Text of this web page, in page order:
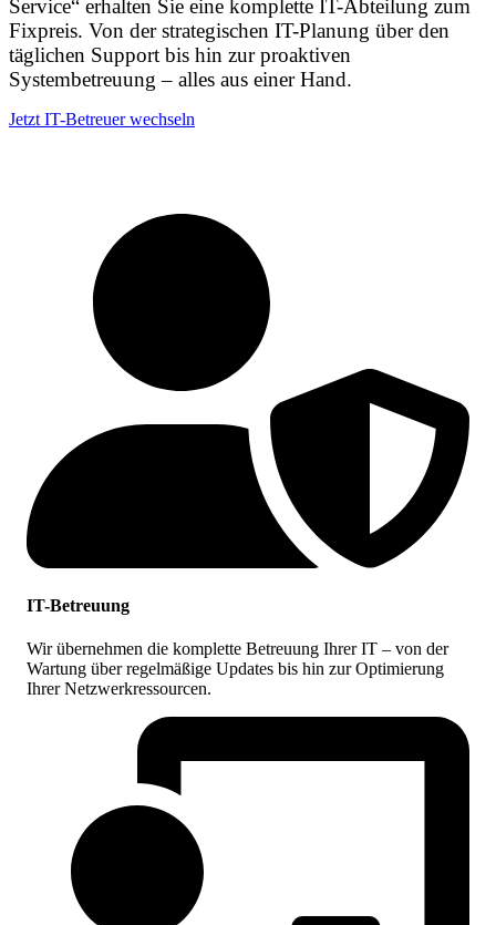
Service“ erhalten Sie eine komplette IT-Abteilung zum
Fixpreis. Von der strategischen IT-Planung über den
täglichen Support bis hin zur proaktiven
Systembetreuung – alles aus einer Hand.
Jetzt IT-Betreuer wechseln
IT-Betreuung
Wir übernehmen die komplette Betreuung Ihrer IT – von der
Wartung über regelmäßige Updates bis hin zur Optimierung
Ihrer Netzwerkressourcen.